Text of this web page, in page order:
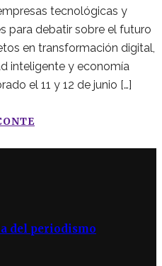
tecnológicas y
para debatir sobre el futuro
en transformación digital,
inteligente y economía
el 11 y 12 de junio […]
del periodismo